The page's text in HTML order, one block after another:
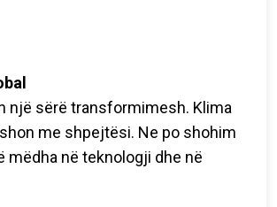
një sërë transformimesh. Klima
me shpejtësi. Ne po shohim
mëdha në teknologji dhe në